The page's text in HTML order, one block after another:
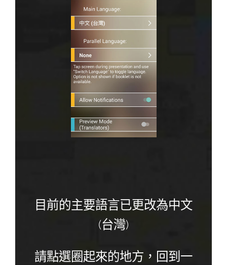
目前的主要語言已更改為中文
(台灣)
請點選圈起來的地方，回到一